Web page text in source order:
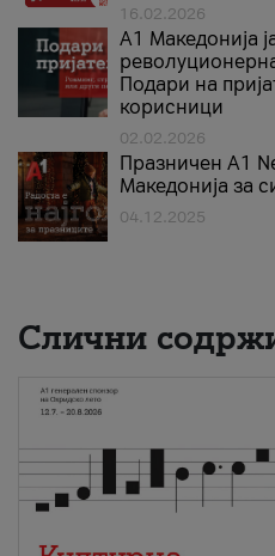
16.02.2026
А1 Македонија
Подари на
корисници
02.02.2026
Празничен A1
Македонија за
04.12.2025
Слични